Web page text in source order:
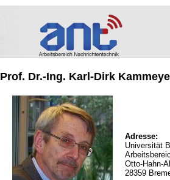
Prof. Dr.-Ing. Karl-Dirk
Adresse:
Universität
Otto-Hahn-
28359